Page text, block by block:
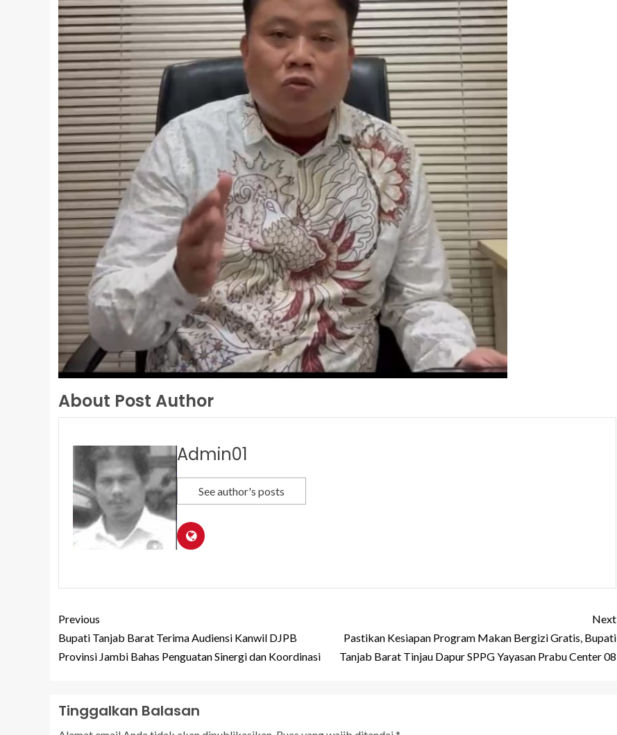
About Post Author
Admin01
See author's posts
Previous
Bupati Tanjab Barat Terima Audiensi Kanwil DJPB
Provinsi Jambi Bahas Penguatan Sinergi dan Koordinasi
Next
Pastikan Kesiapan Program Makan Bergizi Gratis, Bupati
Tanjab Barat Tinjau Dapur SPPG Yayasan Prabu Center 08
Tinggalkan Balasan